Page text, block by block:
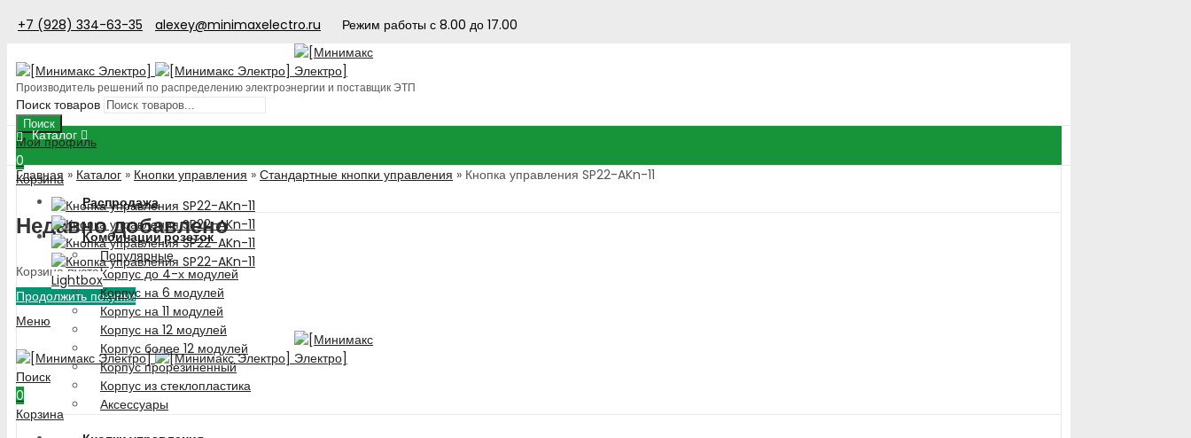
+7 (928) 334-63-35 alexey@minimaxelectro.ru Режим работы с 8.00 до 17.00
Производитель решений по распределению электроэнергии и поставщик ЭТП
Поиск товаров
Поиск
Мой профиль
0
Корзина
Недавно добавлено
Корзина пуста!
Продолжить покупки
Меню
Поиск
0
Корзина
Каталог
Распродажа
Комбинации розеток
Популярные
Корпус до 4-х модулей
Корпус на 6 модулей
Корпус на 11 модулей
Корпус на 12 модулей
Корпус более 12 модулей
Корпус прорезиненный
Корпус из стеклопластика
Аксессуары
Главная » Каталог » Кнопки управления » Стандартные кнопки управления » Кнопка управления SP22-AKn-11
Lightbox